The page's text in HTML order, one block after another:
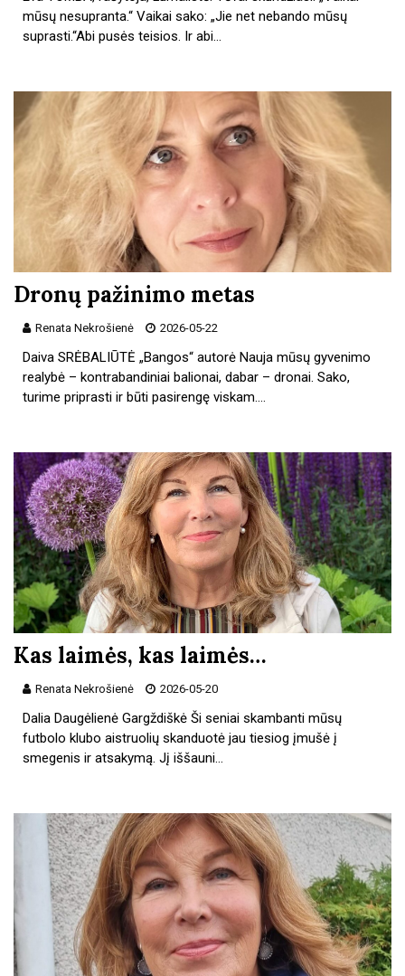
mūsų nesupranta.“ Vaikai sako: „Jie net nebando mūsų
suprasti.“Abi pusės teisios. Ir abi…
Dronų pažinimo metas
Renata Nekrošienė 2026-05-22
Daiva SRĖBALIŪTĖ „Bangos“ autorė Nauja mūsų gyvenimo
realybė – kontrabandiniai balionai, dabar – dronai. Sako,
turime priprasti ir būti pasirengę viskam.…
Kas laimės, kas laimės…
Renata Nekrošienė 2026-05-20
Dalia Daugėlienė Gargždiškė Ši seniai skambanti mūsų
futbolo klubo aistruolių skanduotė jau tiesiog įmušė į
smegenis ir atsakymą. Jį iššauni…